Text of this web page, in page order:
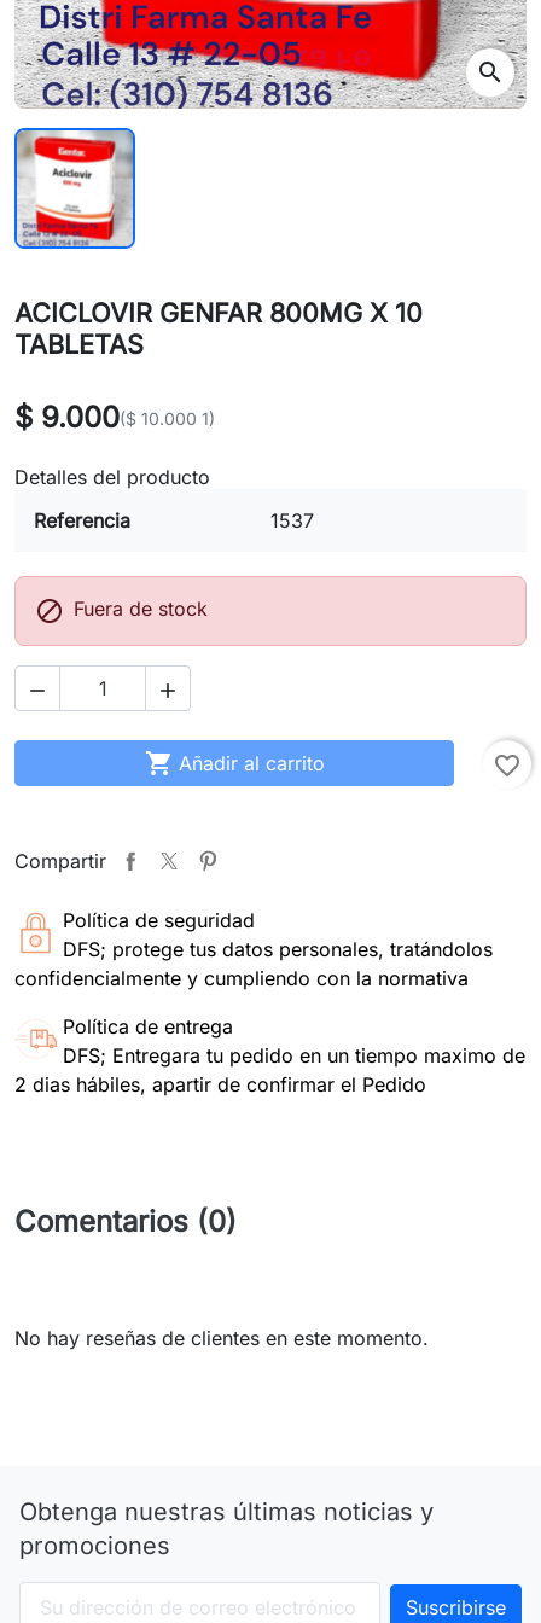
search
ACICLOVIR GENFAR 800MG X 10
TABLETAS
$ 9.000($ 10.000 1)
Detalles del producto
Referencia
1537
 Fuera de stock
 
 Añadir al carrito favorite_border
Compartir
Política de seguridad
DFS; protege tus datos personales, tratándolos
confidencialmente y cumpliendo con la normativa
Política de entrega
DFS; Entregara tu pedido en un tiempo maximo de
2 dias hábiles, apartir de confirmar el Pedido
Comentarios (0)
No hay reseñas de clientes en este momento.
Obtenga nuestras últimas noticias y
promociones